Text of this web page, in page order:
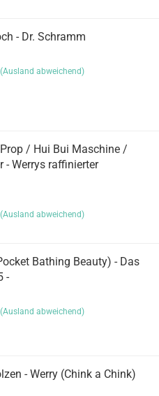
- Dr. Schramm
(Ausland abweichend)
/ Hui Bui Maschine /
- Werrys raffinierter
(Ausland abweichend)
Bathing Beauty) - Das
-
(Ausland abweichend)
- Werry (Chink a Chink)